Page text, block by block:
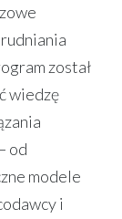
został
wiedzę
od
modele
i